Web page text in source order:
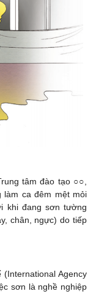
tâm đào tạo ○○,
làm ca đêm mệt mỏi
khi đang sơn tường
chân, ngực) do tiếp
Agency
sơn là nghề nghiệp